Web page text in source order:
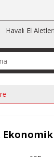
Havalı El Aletleri